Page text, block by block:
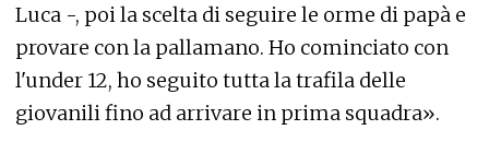
Luca -, poi la scelta di seguire le orme di papà e
provare con la pallamano. Ho cominciato con
l'under 12, ho seguito tutta la trafila delle
giovanili fino ad arrivare in prima squadra».